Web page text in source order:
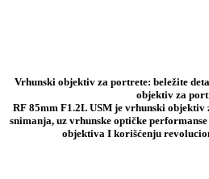
Vrhunski objektiv za portrete: beležite
objektiv za
RF 85mm F1.2L USM je vrhunski objektiv
snimanja, uz vrhunske optičke
objektiva I korišćenju